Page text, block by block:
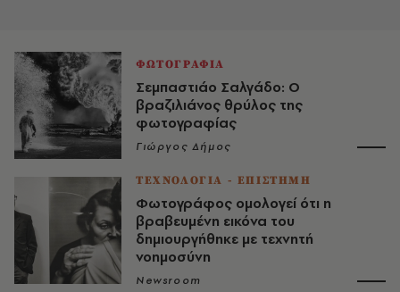
ΦΩΤΟΓΡΑΦΙΑ
Σεμπαστιάο Σαλγάδο: Ο
βραζιλιάνος θρύλος της
φωτογραφίας
Γιώργος Δήμος
ΤΕΧΝΟΛΟΓΙΑ - ΕΠΙΣΤΗΜΗ
Φωτογράφος ομολογεί ότι η
βραβευμένη εικόνα του
δημιουργήθηκε με τεχνητή
νοημοσύνη
Newsroom